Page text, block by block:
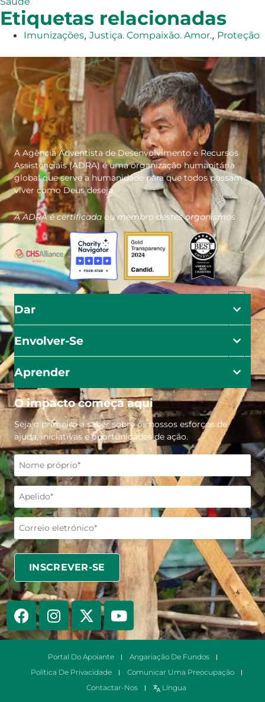
Etiquetas relacionadas
Imunizações, Justiça. Compaixão. Amor., Proteção
A Agência Adventista de Desenvolvimento e Recursos
Assistenciais (ADRA) é uma organização humanitária
global que serve a humanidade para que todos possam
viver como Deus deseja.
A ADRA é certificada ou membro destes organismos
Dar
Envolver-Se
Aprender
O impacto começa aqui
Seja o primeiro a saber sobre os nossos esforços de
ajuda, iniciativas e oportunidades de ação.
Portal Do Apoiante
Angariação De Fundos
Política De Privacidade
Comunicar Uma Preocupação
Contactar-Nos
Língua